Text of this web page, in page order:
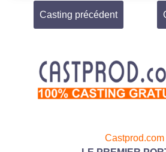
Casting précédent
Castprod.com